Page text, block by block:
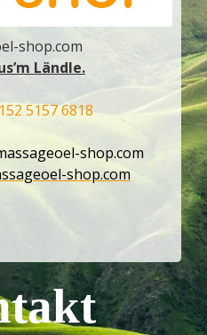
shop.com
Ländle.
5157 6818
shop.com
shop.com